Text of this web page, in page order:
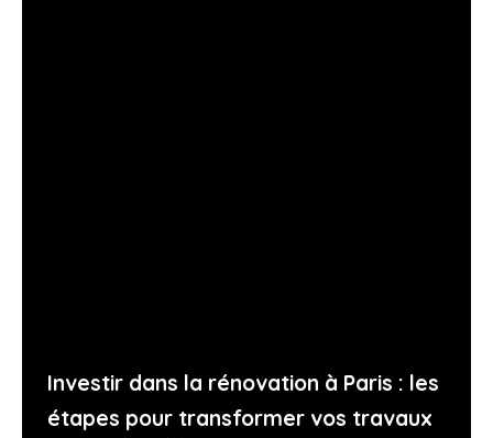
Investir dans la rénovation à Paris : les
étapes pour transformer vos travaux